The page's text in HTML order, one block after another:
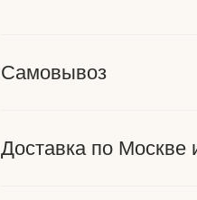
Самовывоз
Доставка по